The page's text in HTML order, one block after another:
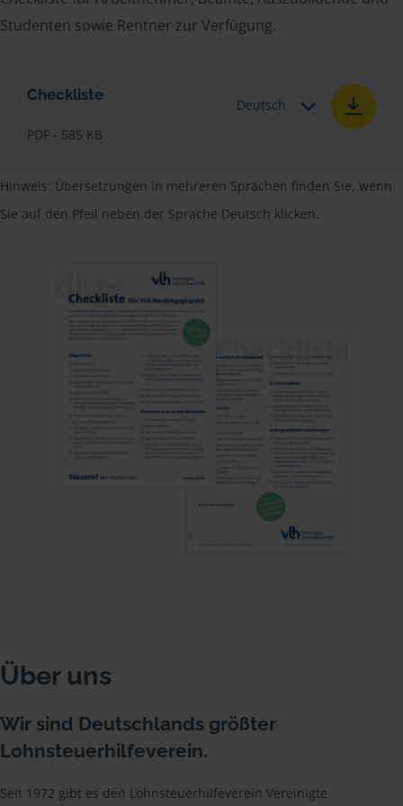
Studenten sowie Rentner zur Verfügung.
Checkliste
PDF - 585 KB
Deutsch
Hinweis: Übersetzungen in mehreren Sprachen finden Sie, wenn
Sie auf den Pfeil neben der Sprache Deutsch klicken.
Über uns
Wir sind Deutschlands größter
Lohnsteuerhilfeverein.
Seit 1972 gibt es den Lohnsteuerhilfeverein Vereinigte